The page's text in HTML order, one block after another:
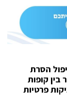
הסרת
בין קופות
פרטיות